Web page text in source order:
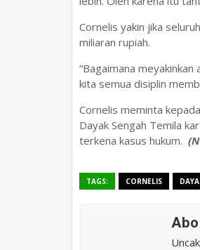
Cornelis yakin jika
miliaran rupiah.
“Bagaimana
kita semua disiplin
Cornelis meminta
Dayak Sengah Temila
terkena kasus hukum.
TAGS: CORNELIS